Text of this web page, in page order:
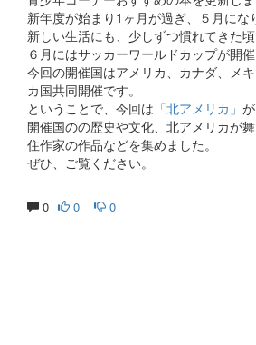
新年度が始まり1ヶ月が過ぎ、５月にな
新しい生活にも、少しずつ慣れてきた頃
６月にはサッカーワールドカップが開催
今回の開催国はアメリカ、カナダ、メ
カ国共同開催です。
ということで、今回は 「北アメリカ」
開催国のの歴史や文化、北アメリカが
住作家の作品などを集めました。
ぜひ、ご覧ください。
0 0 0